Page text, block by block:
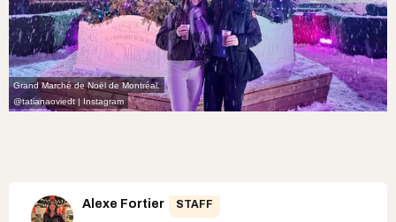
Grand Marché de Noël de Montréal.
@tatianaoviedt | Instagram
Alexe Fortier STAFF